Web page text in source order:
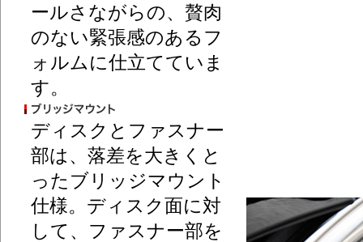
ールさながらの、贅肉
のない緊張感のあるフ
ォルムに仕立てていま
す。
ディスクとファスナー
部は、落差を大きくと
ったブリッジマウント
仕様。ディスク面に対
して、ファスナー部を